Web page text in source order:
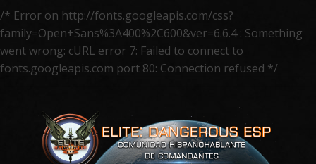
/* Error on http://fonts.googleapis.com/css?
family=Open+Sans%3A400%2C600&ver=6.6.4 : Something
went wrong: cURL error 7: Failed to connect to
fonts.googleapis.com port 80: Connection refused */